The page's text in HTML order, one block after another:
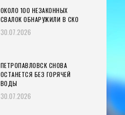
ОКОЛО 100 НЕЗАКОННЫХ
СВАЛОК ОБНАРУЖИЛИ В СКО
30.07.2026
ПЕТРОПАВЛОВСК СНОВА
ОСТАНЕТСЯ БЕЗ ГОРЯЧЕЙ
ВОДЫ
30.07.2026